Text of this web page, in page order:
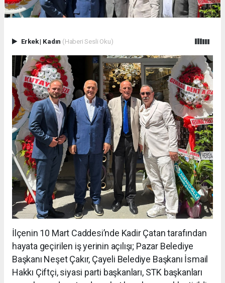
Erkek| Kadın (Haberi Sesli Oku)
İlçenin 10 Mart Caddesi’nde Kadir Çatan tarafından
hayata geçirilen iş yerinin açılışı; Pazar Belediye
Başkanı Neşet Çakır, Çayeli Belediye Başkanı İsmail
Hakkı Çiftçi, siyasi parti başkanları, STK başkanları